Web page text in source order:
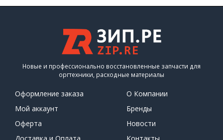
Новые и профессионально восстановленные запчасти для
оргтехники, расходные материалы
Оформление заказа
Мой аккаунт
Оферта
О Компании
Бренды
Новости